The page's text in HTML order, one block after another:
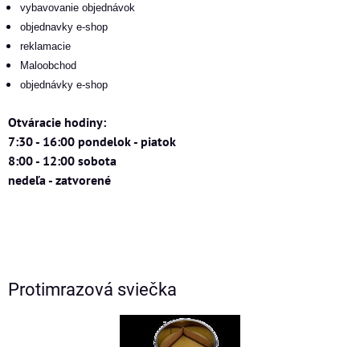
vybavovanie objednávok
objednavky e-shop
reklamacie
Maloobchod
objednávky e-shop
Otváracie hodiny:
7:30 - 16:00 pondelok - piatok
8:00 - 12:00 sobota
nedeľa - zatvorené
Protimrazová sviečka